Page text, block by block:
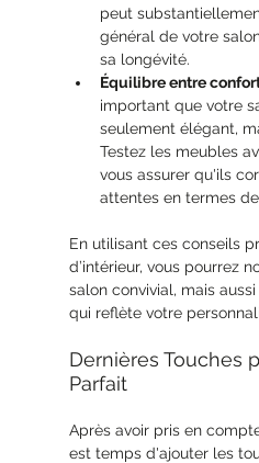
peut
général de votre
sa longévité.
Équilibre entre
important que votre
seulement élégant,
Testez les meubles
vous assurer qu'ils
attentes en termes
En utilisant ces conseils
d’intérieur, vous pourrez
salon convivial, mais
qui reflète votre
Dernières Touches
Parfait
Après avoir pris en
est temps d'ajouter les